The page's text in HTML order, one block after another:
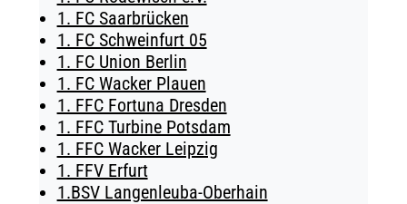
1. FC Saarbrücken
1. FC Schweinfurt 05
1. FC Union Berlin
1. FC Wacker Plauen
1. FFC Fortuna Dresden
1. FFC Turbine Potsdam
1. FFC Wacker Leipzig
1. FFV Erfurt
1.BSV Langenleuba-Oberhain